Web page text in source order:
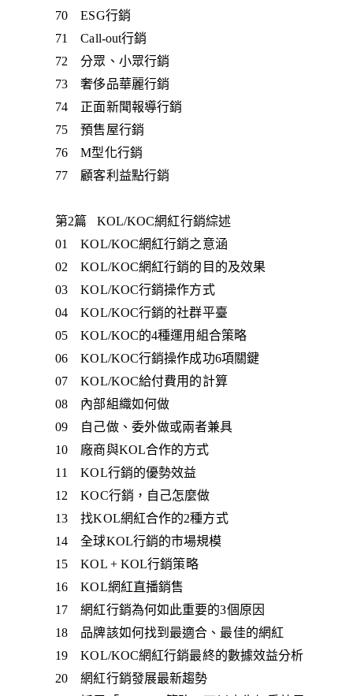
70 ESG行銷
71 Call-out行銷
72 分眾、小眾行銷
73 奢侈品華麗行銷
74 正面新聞報導行銷
75 預售屋行銷
76 M型化行銷
77 顧客利益點行銷
第2篇 KOL/KOC網紅行銷綜述
01 KOL/KOC網紅行銷之意涵
02 KOL/KOC網紅行銷的目的及效果
03 KOL/KOC行銷操作方式
04 KOL/KOC行銷的社群平臺
05 KOL/KOC的4種運用組合策略
06 KOL/KOC行銷操作成功6項關鍵
07 KOL/KOC給付費用的計算
08 內部組織如何做
09 自己做、委外做或兩者兼具
10 廠商與KOL合作的方式
11 KOL行銷的優勢效益
12 KOC行銷，自己怎麼做
13 找KOL網紅合作的2種方式
14 全球KOL行銷的市場規模
15 KOL + KOL行銷策略
16 KOL網紅直播銷售
17 網紅行銷為何如此重要的3個原因
18 品牌該如何找到最適合、最佳的網紅
19 KOL/KOC網紅行銷最終的數據效益分析
20 網紅行銷發展最新趨勢